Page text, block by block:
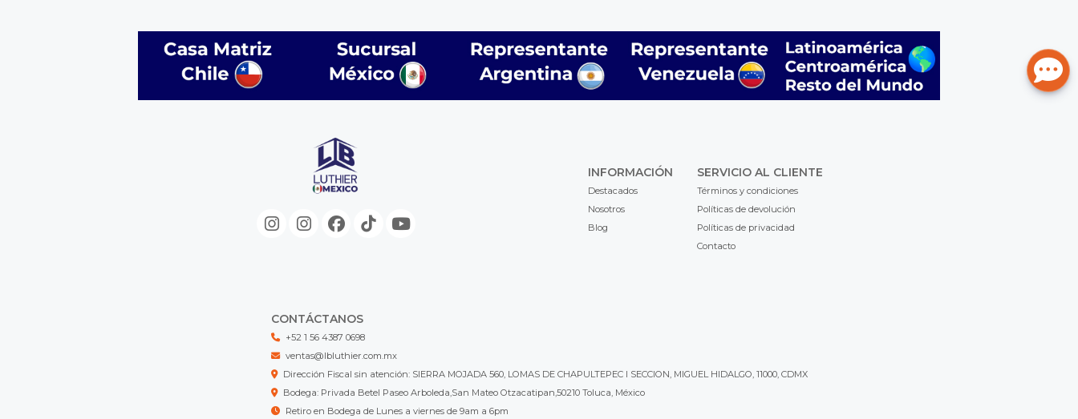
INFORMACIÓN
Destacados
Nosotros
Blog
SERVICIO AL CLIENTE
Términos y condiciones
Políticas de devolución
Políticas de privacidad
Contacto
CONTÁCTANOS
+52 1 56 4387 0698
ventas@lbluthier.com.mx
Dirección Fiscal sin atención: SIERRA MOJADA 560, LOMAS DE CHAPULTEPEC I SECCION, MIGUEL HIDALGO, 11000, CDMX
Bodega: Privada Betel Paseo Arboleda,San Mateo Otzacatipan,50210 Toluca, México
Retiro en Bodega de Lunes a viernes de 9am a 6pm